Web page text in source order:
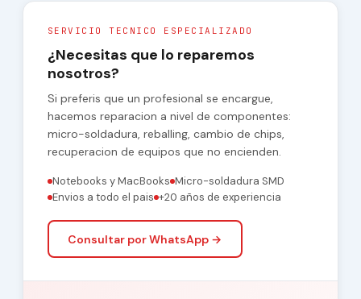
SERVICIO TECNICO ESPECIALIZADO
¿Necesitas que lo reparemos
nosotros?
Si preferis que un profesional se encargue,
hacemos reparacion a nivel de componentes:
micro-soldadura, reballing, cambio de chips,
recuperacion de equipos que no encienden.
Notebooks y MacBooks Micro-soldadura SMD
Envios a todo el pais +20 años de experiencia
Consultar por WhatsApp →